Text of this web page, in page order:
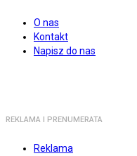
O nas
Kontakt
Napisz do nas
REKLAMA I PRENUMERATA
Reklama